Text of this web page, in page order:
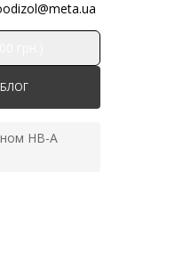
БЛОГ
HB-A